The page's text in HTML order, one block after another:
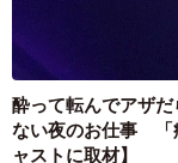
酔って転んでアザ
ない夜のお仕事 「
ャストに取材】